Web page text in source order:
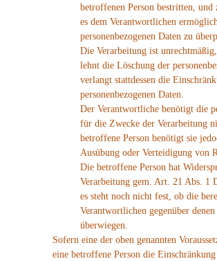
betroffenen Person bestritten,
es dem Verantwortlichen
personenbezogenen Daten zu
Die Verarbeitung ist
lehnt die Löschung der
verlangt stattdessen die
personenbezogenen Daten.
Der Verantwortliche benötigt die
für die Zwecke der Verarbeitung
betroffene Person benötigt sie
Ausübung oder Verteidigung von
Die betroffene Person hat
Verarbeitung gem. Art. 21 Abs. 1
es steht noch nicht fest, ob die
Verantwortlichen gegenüber
überwiegen.
Sofern eine der oben genannten
eine betroffene Person die